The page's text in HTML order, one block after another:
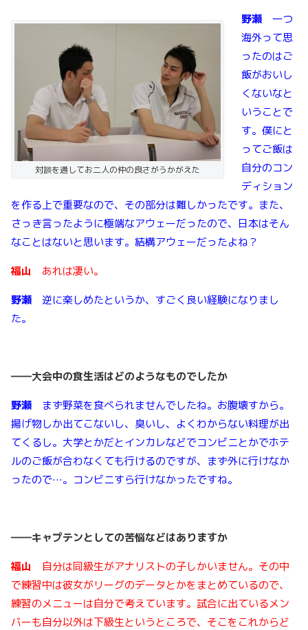
対談を通してお二人の仲の良さがうかがえた
野瀬 一つ
海外って思
ったのはご
飯がおいし
くないなと
いうことで
す。僕にと
ってご飯は
自分のコン
ディション
を作る上で重要なので、その部分は難しかったです。また、
さっき言ったように極端なアウェーだったので、日本はそん
なことはないと思います。結構アウェーだったよね？
福山 あれは凄い。
野瀬 逆に楽しめたというか、すごく良い経験になりまし
た。
――大会中の食生活はどのようなものでしたか
野瀬 まず野菜を食べられませんでしたね。お腹壊すから。
揚げ物しか出てこないし、臭いし、よくわからない料理が出
てくるし。大学とかだとインカレなどでコンビニとかでホテ
ルのご飯が合わなくても行けるのですが、まず外に行けなか
ったので…。コンビニすら行けなかったですね。
――キャプテンとしての苦悩などはありますか
福山 自分は同級生がアナリストの子しかいません。その中
で練習中は彼女がリーグのデータとかをまとめているので、
練習のメニューは自分で考えています。試合に出ているメン
バーも自分以外は下級生というところで、そこをこれからど